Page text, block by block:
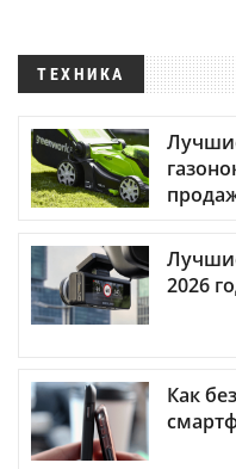
ТЕХНИКА
2026
Как